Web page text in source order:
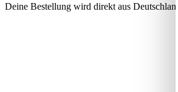
Deine Bestellung wird direkt aus